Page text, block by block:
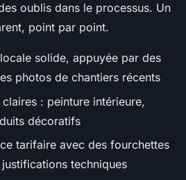
oublis dans le processus. Un
point par point.
solide, appuyée par des
photos de chantiers récents
: peinture intérieure,
décoratifs
tarifaire avec des fourchettes
techniques